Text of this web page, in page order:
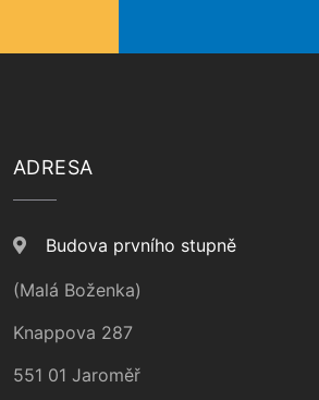
ADRESA
Budova prvního stupně
(Malá Boženka)
Knappova 287
551 01 Jaroměř